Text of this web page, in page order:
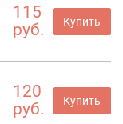
115
руб.
Купить
120
руб.
Купить